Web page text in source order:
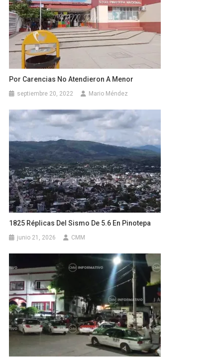
Por Carencias No Atendieron A Menor
septiembre 20, 2022 Mario Méndez
1825 Réplicas Del Sismo De 5.6 En Pinotepa
junio 21, 2026 CMM